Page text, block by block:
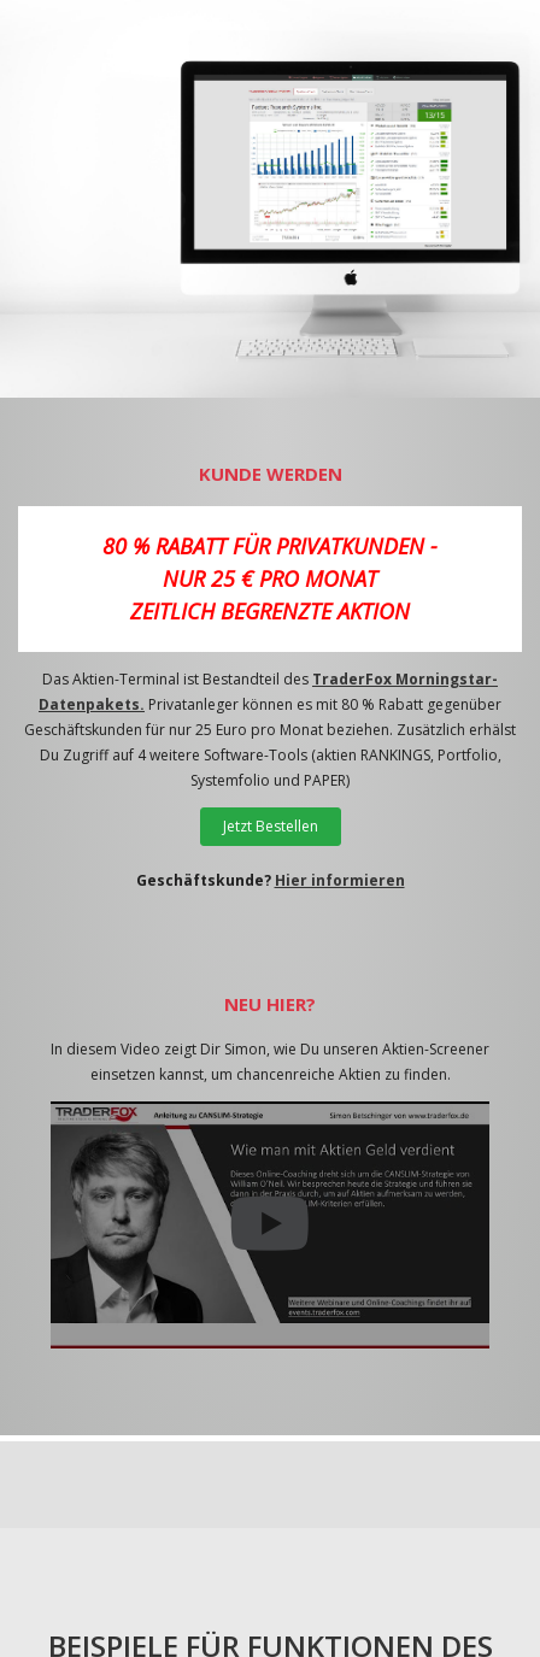
KUNDE WERDEN
80 % RABATT FÜR PRIVATKUNDEN -
NUR 25 € PRO MONAT
ZEITLICH BEGRENZTE AKTION
Das Aktien-Terminal ist Bestandteil des TraderFox Morningstar-
Datenpakets. Privatanleger können es mit 80 % Rabatt gegenüber
Geschäftskunden für nur 25 Euro pro Monat beziehen. Zusätzlich erhälst
Du Zugriff auf 4 weitere Software-Tools (aktien RANKINGS, Portfolio,
Systemfolio und PAPER)
Jetzt Bestellen
Geschäftskunde? Hier informieren
NEU HIER?
In diesem Video zeigt Dir Simon, wie Du unseren Aktien-Screener
einsetzen kannst, um chancenreiche Aktien zu finden.
BEISPIELE FÜR FUNKTIONEN DES